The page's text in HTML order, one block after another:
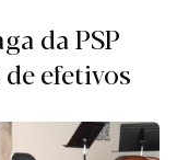
da PSP
efetivos